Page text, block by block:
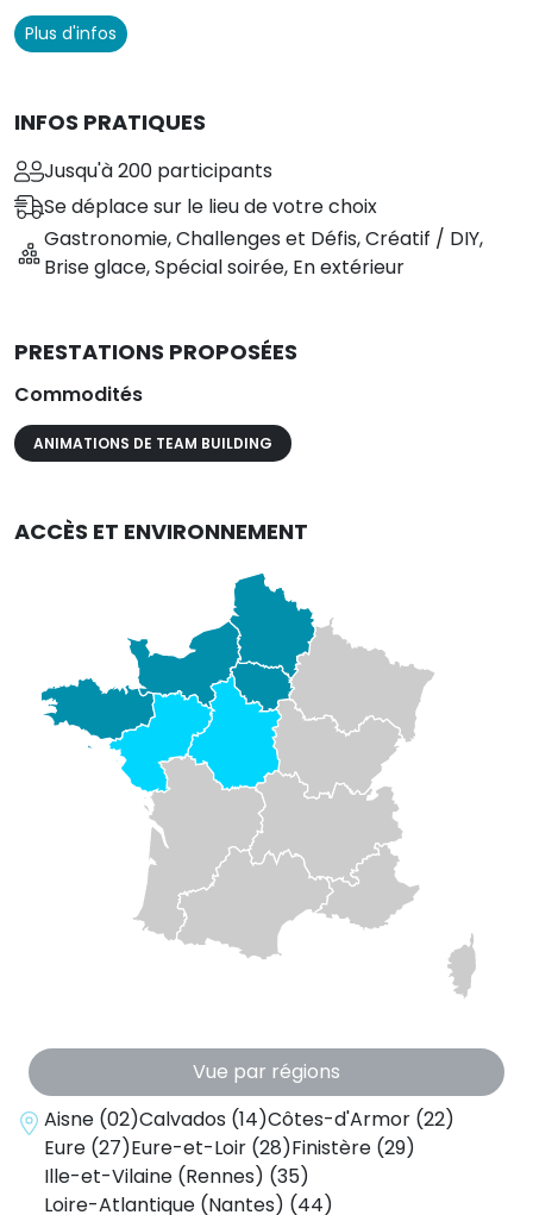
Plus d'infos
INFOS PRATIQUES
Jusqu'à 200 participants
Se déplace sur le lieu de votre choix
Gastronomie,Challenges et Défis,Créatif / DIY,
Brise glace,Spécial soirée, En extérieur
PRESTATIONS PROPOSÉES
Commodités
ANIMATIONS DE TEAM BUILDING
ACCÈS ET ENVIRONNEMENT
Vue par régions
Aisne (02)Calvados (14)Côtes-d'Armor (22)
Eure (27)Eure-et-Loir (28)Finistère (29)
Ille-et-Vilaine (Rennes) (35)
Loire-Atlantique (Nantes) (44)